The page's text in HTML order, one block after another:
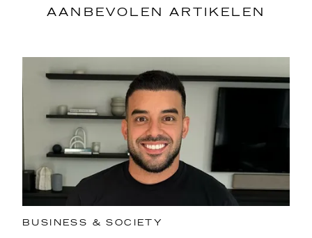
AANBEVOLEN ARTIKELEN
BUSINESS & SOCIETY